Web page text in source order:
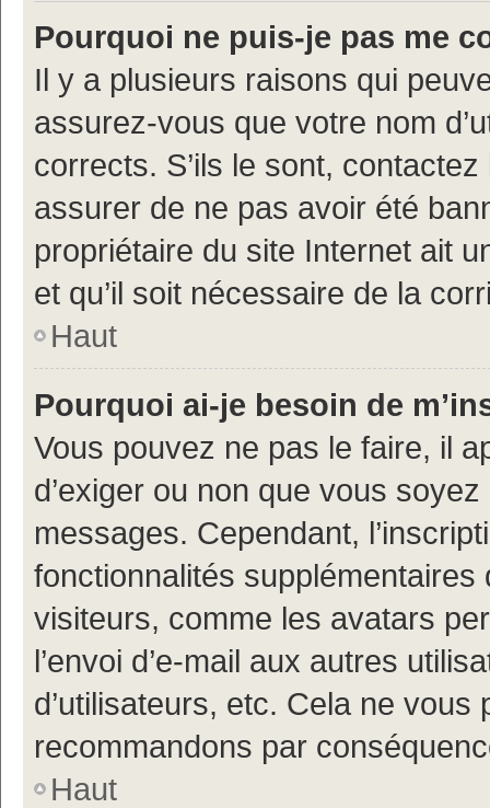
Pourquoi ne puis-je pas me
Il y a plusieurs raisons qui
assurez-vous que votre nom
corrects. S’ils le sont,
assurer de ne pas avoir été
propriétaire du site Internet ait
et qu’il soit nécessaire de la
Haut
Pourquoi ai-je besoin de
Vous pouvez ne pas le faire, il
d’exiger ou non que vous
messages. Cependant,
fonctionnalités
visiteurs, comme les avatars
l’envoi d’e-mail aux autres
d’utilisateurs, etc. Cela ne
recommandons par
Haut